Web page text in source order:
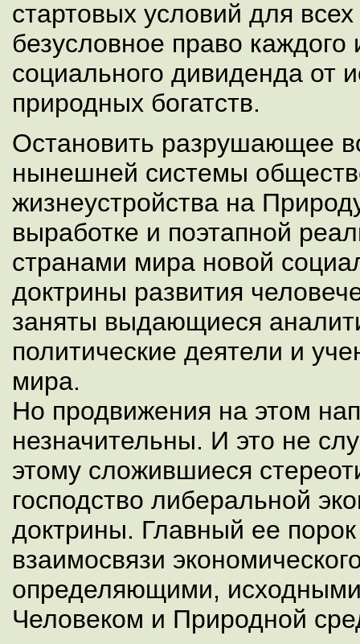
стартовых условий для
безусловное право каждого
социального дивиденда от
природных богатств.
Остановить разрушающее
нынешней системы
жизнеустройства на
выработке и поэтапной
странами мира новой
доктрины развития
заняты выдающиеся
политические деятели и
мира.
Но продвижения на этом
незначительны. И это не
этому сложившиеся
господство либеральной
доктрины. Главный ее
взаимосвязи
определяющими,
Человеком и Природной